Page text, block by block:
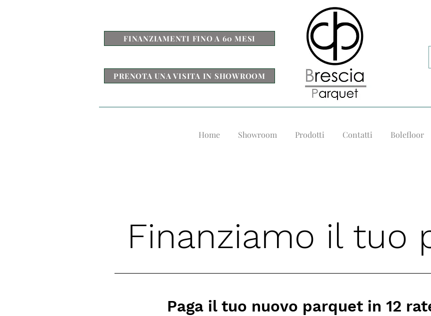
FINANZIAMENTI FINO A 60 MESI
PRENOTA UNA VISITA IN SHOWROOM
Home Showroom Prodotti Contatti Bolefloor
Finanziamo il tuo
Paga il tuo nuovo parquet in 12